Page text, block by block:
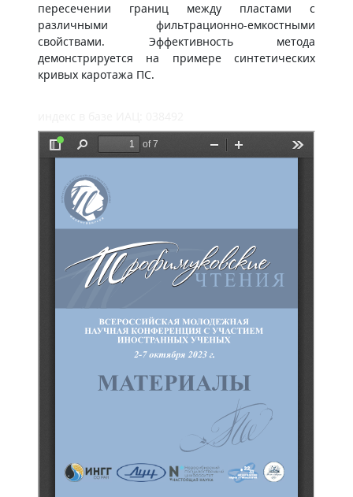
пересечении границ между пластами с
различными фильтрационно-емкостными
свойствами. Эффективность метода
демонстрируется на примере синтетических
кривых каротажа ПС.